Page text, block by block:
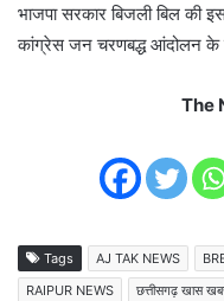
भाजपा सरकार बिजली बिल की
कांग्रेस जन चरणबद्ध आंदोलन के
The
Tags AJ TAK NEWS
RAIPUR NEWS
छत्तीसगढ़ खास